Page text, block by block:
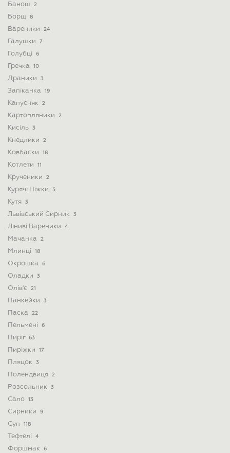
Банош 2
Борщ 8
Вареники 24
Галушки 7
Голубці 6
Гречка 10
Драники 3
Запіканка 19
Капусняк 2
Картопляники 2
Кисіль 3
Кнедлики 2
Ковбаски 18
Котлети 11
Крученики 2
Курячі Ніжки 5
Кутя 3
Львівський Сирник 3
Ліниві Вареники 4
Мачанка 2
Млинці 18
Окрошка 6
Оладки 3
Олів'є 21
Панкейки 3
Паска 22
Пельмені 6
Пиріг 63
Пиріжки 17
Пляцок 3
Полендвиця 2
Розсольник 3
Сало 13
Сирники 9
Суп 118
Тефтелі 4
Форшмак 6